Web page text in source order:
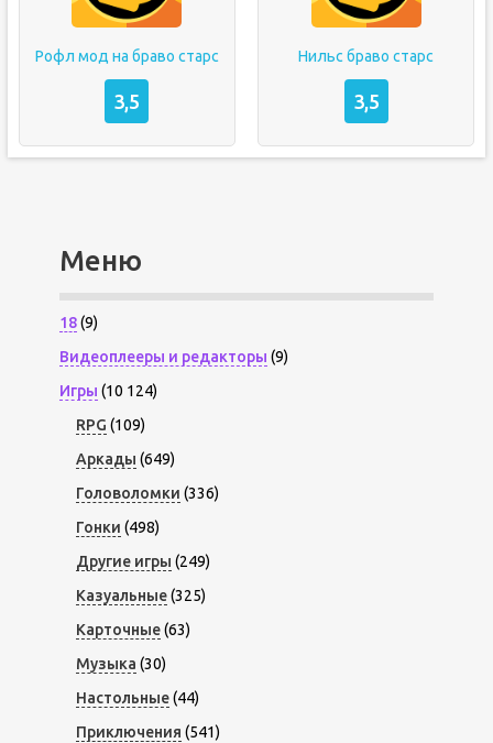
Рофл мод на браво старс
3,5
Нильс браво старс
3,5
Меню
18(9)
Видеоплееры и редакторы (9)
Игры (10 124)
RPG (109)
Аркады (649)
Головоломки (336)
Гонки (498)
Другие игры (249)
Казуальные(325)
Карточные(63)
Музыка (30)
Настольные(44)
Приключения (541)